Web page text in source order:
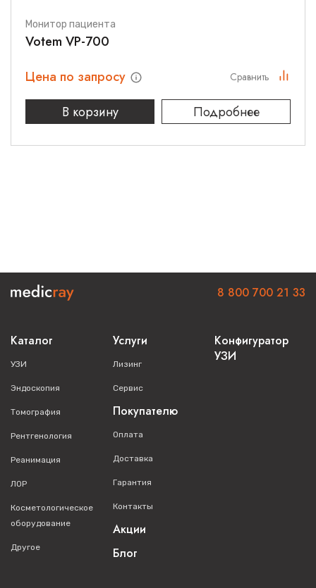
Монитор пациента
Votem VP-700
Цена по запросу
В корзину
Подробнее
Сравнить
Каталог
УЗИ
Эндоскопия
Томография
Рентгенология
Реанимация
ЛОР
Косметологическое
оборудование
Другое
Услуги
Лизинг
Сервис
Покупателю
Оплата
Доставка
Гарантия
Контакты
Акции
Блог
Конфигуратор
УЗИ
8 800 700 21 33